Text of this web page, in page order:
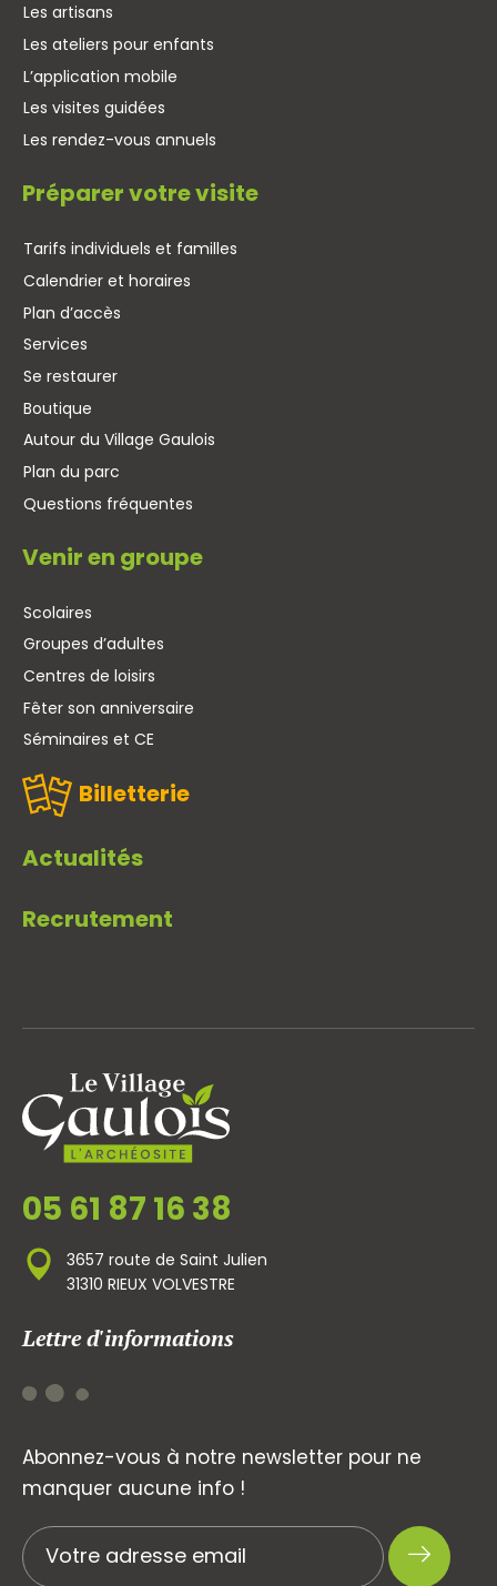
Les artisans
Les ateliers pour enfants
L’application mobile
Les visites guidées
Les rendez-vous annuels
Préparer votre visite
Tarifs individuels et familles
Calendrier et horaires
Plan d’accès
Services
Se restaurer
Boutique
Autour du Village Gaulois
Plan du parc
Questions fréquentes
Venir en groupe
Scolaires
Groupes d’adultes
Centres de loisirs
Fêter son anniversaire
Séminaires et CE
Billetterie
Actualités
Recrutement
05 61 87 16 38
3657 route de Saint Julien
31310 RIEUX VOLVESTRE
Lettre d'informations
Abonnez-vous à notre newsletter pour ne
manquer aucune info !